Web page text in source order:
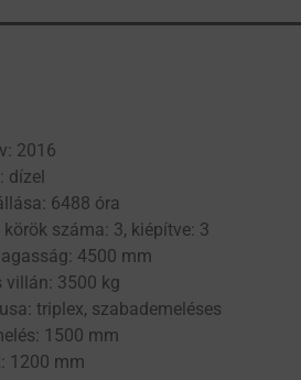
2016
dízel
6488 óra
száma: 3, kiépítve: 3
4500 mm
villán: 3500 kg
triplex, szabademeléses
1500 mm
1200 mm